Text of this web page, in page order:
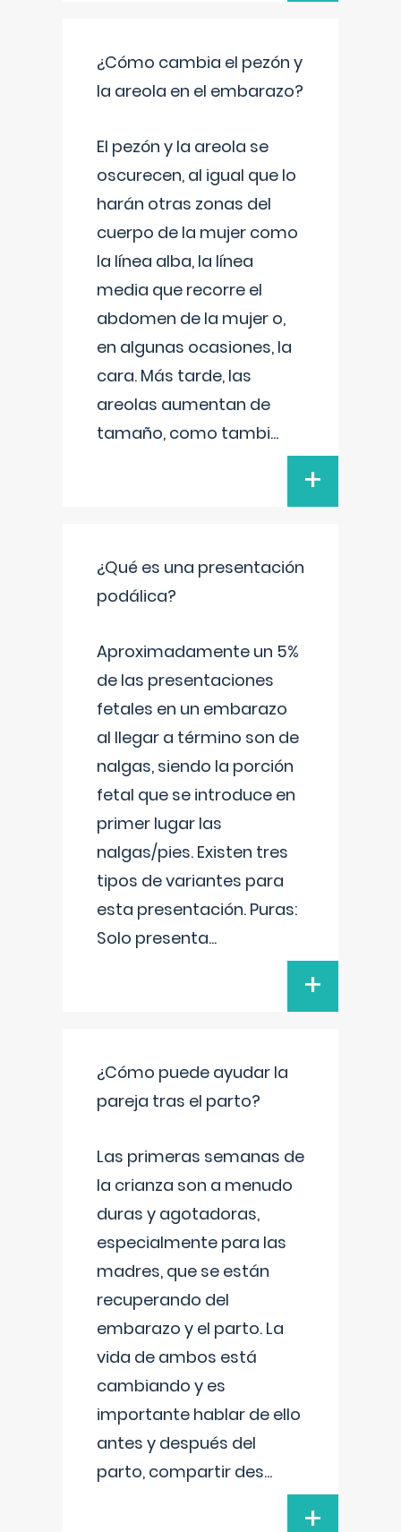
¿Cómo cambia el pezón y
la areola en el embarazo?
El pezón y la areola se
oscurecen, al igual que lo
harán otras zonas del
cuerpo de la mujer como
la línea alba, la línea
media que recorre el
abdomen de la mujer o,
en algunas ocasiones, la
cara. Más tarde, las
areolas aumentan de
tamaño, como tambi...
+
¿Qué es una presentación
podálica?
Aproximadamente un 5%
de las presentaciones
fetales en un embarazo
al llegar a término son de
nalgas, siendo la porción
fetal que se introduce en
primer lugar las
nalgas/pies. Existen tres
tipos de variantes para
esta presentación. Puras:
Solo presenta...
+
¿Cómo puede ayudar la
pareja tras el parto?
Las primeras semanas de
la crianza son a menudo
duras y agotadoras,
especialmente para las
madres, que se están
recuperando del
embarazo y el parto. La
vida de ambos está
cambiando y es
importante hablar de ello
antes y después del
parto, compartir des...
+